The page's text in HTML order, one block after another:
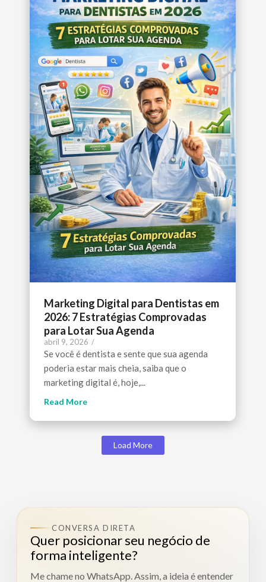
Marketing Digital para Dentistas em
2026: 7 Estratégias Comprovadas
para Lotar Sua Agenda
abril 9, 2026 /
Se você é dentista e sente que sua agenda
poderia estar mais cheia, saiba que o
marketing digital é, hoje,...
Read More
Load More
CONVERSA DIRETA
Quer posicionar seu negócio de
forma inteligente?
Me chame no WhatsApp. Assim, a ideia é entender